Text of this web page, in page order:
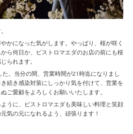
かになった気がします。やっぱり、桜が咲く
ら何日か、ビストロマエダのお店の前にも桜
られます。
。当分の間、営業時間が21時迄になりまし
続き感染対策にしっかり気を付けて、営業を
ご愛顧をよろしくお願いいたします。
うに、ビストロマエダも美味しい料理と笑顔
気の元になれるよう、頑張ります！